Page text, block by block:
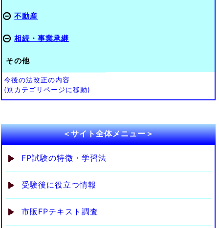
不動産
相続・事業承継
その他
今後の法改正の内容
(別カテゴリページに移動)
＜サイト全体メニュー＞
FP試験の特徴・学習法
受験後に役立つ情報
市販FPテキスト調査